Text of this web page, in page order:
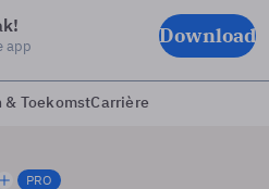
app Download
& ToekomstCarrière
PRO